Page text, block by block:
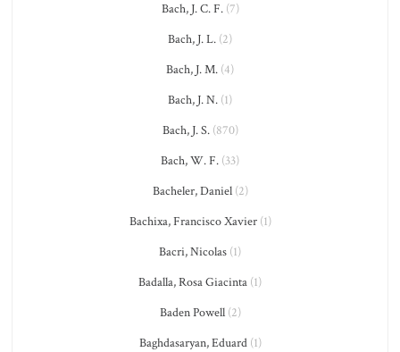
Bach, J. C. F.(7)
Bach, J. L. (2)
Bach, J. M. (4)
Bach, J. N. (1)
Bach, J. S.(870)
Bach, W. F. (33)
Bacheler, Daniel(2)
Bachixa, Francisco Xavier(1)
Bacri, Nicolas (1)
Badalla, Rosa Giacinta (1)
Baden Powell(2)
Baghdasaryan, Eduard(1)